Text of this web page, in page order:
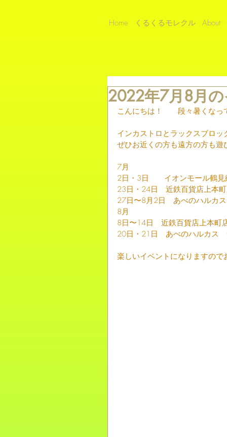
Home くるくるモレクル About
2022年7月8月の
こんにちは！　　段々暑くなっ
インカストロとラックスブロッ
ぜひお近くの方も遠方の方も遊
7月
2日・3日　　イオンモール鶴見
23日・24日　近鉄百貨店上本町
27日〜8月2日　あべのハルカ
8月
8日〜14日　近鉄百貨店上本町
20日・21日　あべのハルカス
楽しいイベントになりますので